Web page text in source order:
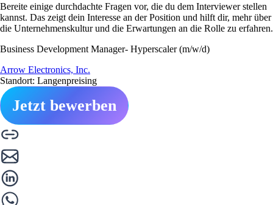
Bereite einige durchdachte Fragen vor, die du dem Interviewer stellen
kannst. Das zeigt dein Interesse an der Position und hilft dir, mehr über
die Unternehmenskultur und die Erwartungen an die Rolle zu erfahren.
Business Development Manager- Hyperscaler (m/w/d)
Arrow Electronics, Inc.
Standort: Langenpreising
Jetzt bewerben